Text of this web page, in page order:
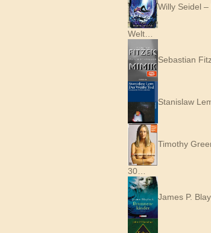
Willy Seidel
Welt…
Sebastian
Stanislaw
Timothy
30…
James P.